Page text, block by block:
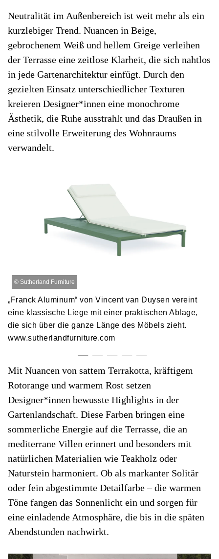
Neutralität im Außenbereich ist weit mehr als ein
kurzlebiger Trend. Nuancen in Beige,
gebrochenem Weiß und hellem Greige verleihen
der Terrasse eine zeitlose Klarheit, die sich nahtlos
in jede Gartenarchitektur einfügt. Durch den
gezielten Einsatz unterschiedlicher Texturen
kreieren Designer*innen eine monochrome
Ästhetik, die Ruhe ausstrahlt und das Draußen in
eine stilvolle Erweiterung des Wohnraums
verwandelt.
© Sutherland Furniture
„Franck Aluminum“ von Vincent van Duysen vereint
eine klassische Liege mit einer praktischen Ablage,
die sich über die ganze Länge des Möbels zieht.
www.sutherlandfurniture.com
Mit Nuancen von sattem Terrakotta, kräftigem
Rotorange und warmem Rost setzen
Designer*innen bewusste Highlights in der
Gartenlandschaft. Diese Farben bringen eine
sommerliche Energie auf die Terrasse, die an
mediterrane Villen erinnert und besonders mit
natürlichen Materialien wie Teakholz oder
Naturstein harmoniert. Ob als markanter Solitär
oder fein abgestimmte Detailfarbe – die warmen
Töne fangen das Sonnenlicht ein und sorgen für
eine einladende Atmosphäre, die bis in die späten
Abendstunden nachwirkt.